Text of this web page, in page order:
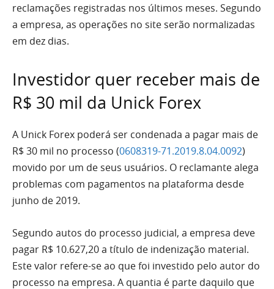
reclamações registradas nos últimos meses. Segundo
a empresa, as operações no site serão normalizadas
em dez dias.
Investidor quer receber mais de
R$ 30 mil da Unick Forex
A Unick Forex poderá ser condenada a pagar mais de
R$ 30 mil no processo (0608319-71.2019.8.04.0092)
movido por um de seus usuários. O reclamante alega
problemas com pagamentos na plataforma desde
junho de 2019.
Segundo autos do processo judicial, a empresa deve
pagar R$ 10.627,20 a título de indenização material.
Este valor refere-se ao que foi investido pelo autor do
processo na empresa. A quantia é parte daquilo que